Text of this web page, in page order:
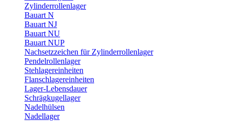
Zylinderrollenlager
Bauart N
Bauart NJ
Bauart NU
Bauart NUP
Nachsetzzeichen für Zylinderrollenlager
Pendelrollenlager
Stehlagereinheiten
Flanschlagereinheiten
Lager-Lebensdauer
Schrägkugellager
Nadelhülsen
Nadellager